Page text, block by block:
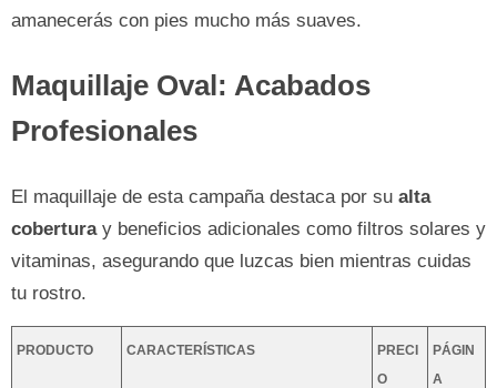
amanecerás con pies mucho más suaves.
Maquillaje Oval: Acabados
Profesionales
El maquillaje de esta campaña destaca por su alta
coberturay beneficios adicionales como filtros solares y
vitaminas, asegurando que luzcas bien mientras cuidas
tu rostro.
PRODUCTO CARACTERÍSTICAS
PRECI
O
PÁGIN
A